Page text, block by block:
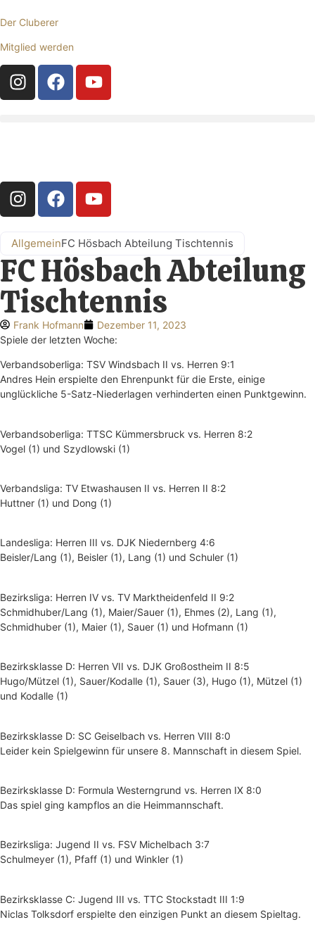
Der Cluberer
Mitglied werden
AllgemeinFC Hösbach Abteilung Tischtennis
FC Hösbach Abteilung
Tischtennis
Frank Hofmann
Dezember 11, 2023
Spiele der letzten Woche:
Verbandsoberliga: TSV Windsbach II vs. Herren 9:1
Andres Hein erspielte den Ehrenpunkt für die Erste, einige
unglückliche 5-Satz-Niederlagen verhinderten einen Punktgewinn.
Verbandsoberliga: TTSC Kümmersbruck vs. Herren 8:2
Vogel (1) und Szydlowski (1)
Verbandsliga: TV Etwashausen II vs. Herren II 8:2
Huttner (1) und Dong (1)
Landesliga: Herren III vs. DJK Niedernberg 4:6
Beisler/Lang (1), Beisler (1), Lang (1) und Schuler (1)
Bezirksliga: Herren IV vs. TV Marktheidenfeld II 9:2
Schmidhuber/Lang (1), Maier/Sauer (1), Ehmes (2), Lang (1),
Schmidhuber (1), Maier (1), Sauer (1) und Hofmann (1)
Bezirksklasse D: Herren VII vs. DJK Großostheim II 8:5
Hugo/Mützel (1), Sauer/Kodalle (1), Sauer (3), Hugo (1), Mützel (1)
und Kodalle (1)
Bezirksklasse D: SC Geiselbach vs. Herren VIII 8:0
Leider kein Spielgewinn für unsere 8. Mannschaft in diesem Spiel.
Bezirksklasse D: Formula Westerngrund vs. Herren IX 8:0
Das spiel ging kampflos an die Heimmannschaft.
Bezirksliga: Jugend II vs. FSV Michelbach 3:7
Schulmeyer (1), Pfaff (1) und Winkler (1)
Bezirksklasse C: Jugend III vs. TTC Stockstadt III 1:9
Niclas Tolksdorf erspielte den einzigen Punkt an diesem Spieltag.